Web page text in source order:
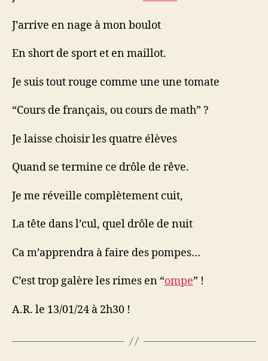
J’arrive en nage à mon boulot
En short de sport et en maillot.
Je suis tout rouge comme une une tomate
“Cours de français, ou cours de math” ?
Je laisse choisir les quatre élèves
Quand se termine ce drôle de rêve.
Je me réveille complètement cuit,
La tête dans l’cul, quel drôle de nuit
Ca m’apprendra à faire des pompes…
C’est trop galère les rimes en “ompe” !
A.R. le 13/01/24 à 2h30 !